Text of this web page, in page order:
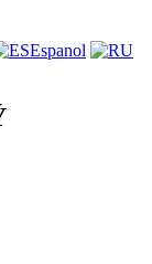
Espanol